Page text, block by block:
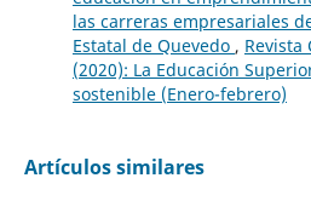
las carreras empresariales
Estatal de Quevedo , Revista
(2020): La Educación
sostenible (Enero-febrero)
Artículos similares